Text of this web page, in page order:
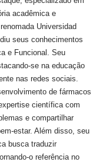
acadêmica e
Universidad
seus conhecimentos
e Funcional. Seu
se na educação
nas redes sociais.
de fármacos
científica com
e compartilhar
estar. Além disso, seu
busca traduzir
o referência no